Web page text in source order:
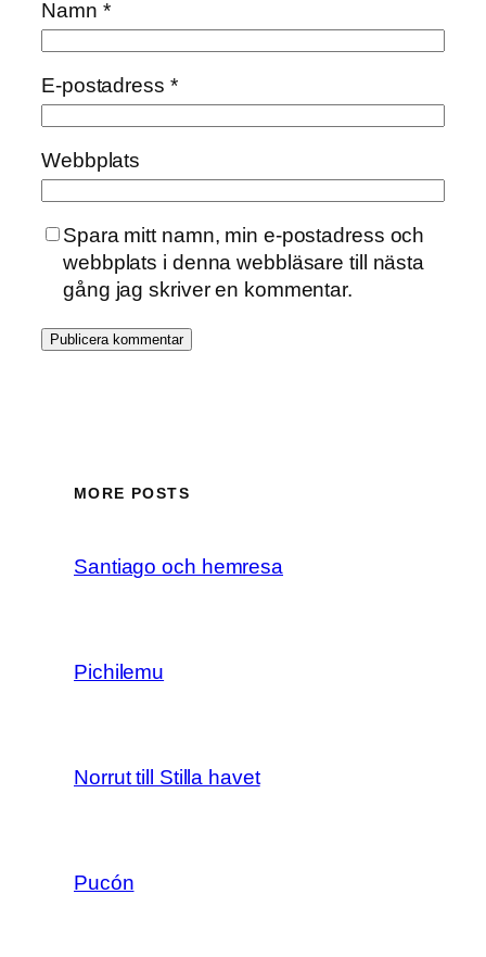
Namn *
E-postadress *
Webbplats
Spara mitt namn, min e-postadress och
webbplats i denna webbläsare till nästa
gång jag skriver en kommentar.
MORE POSTS
Santiago och hemresa
Pichilemu
Norrut till Stilla havet
Pucón